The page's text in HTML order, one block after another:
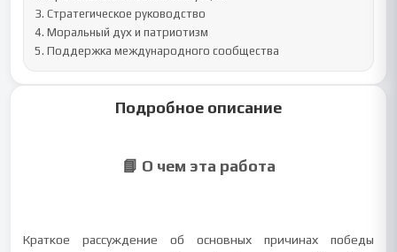
3. Стратегическое руководство
4. Моральный дух и патриотизм
5. Поддержка международного сообщества
Подробное описание
📘 О чем эта работа
Краткое рассуждение об основных причинах победы